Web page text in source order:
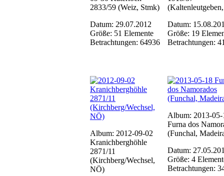
2833/59 (Weiz, Stmk)
Datum: 29.07.2012
Größe: 51 Elemente
Betrachtungen: 64936
Datum:
Größe: 19
Betrachtungen:
Album: 2012-09-02
Kranichberghöhle
2871/11
(Kirchberg/Wechsel,
NÖ)
Album: 2013-05-
Furna dos
(Funchal,
Datum:
Größe: 4
Betrachtungen: